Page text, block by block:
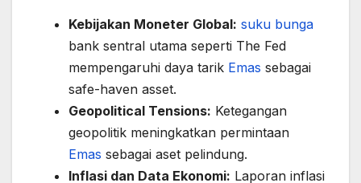
Kebijakan Moneter Global: suku bunga
bank sentral utama seperti The Fed
mempengaruhi daya tarik Emas sebagai
safe-haven asset.
Geopolitical Tensions: Ketegangan
geopolitik meningkatkan permintaan
Emas sebagai aset pelindung.
Inflasi dan Data Ekonomi: Laporan inflasi